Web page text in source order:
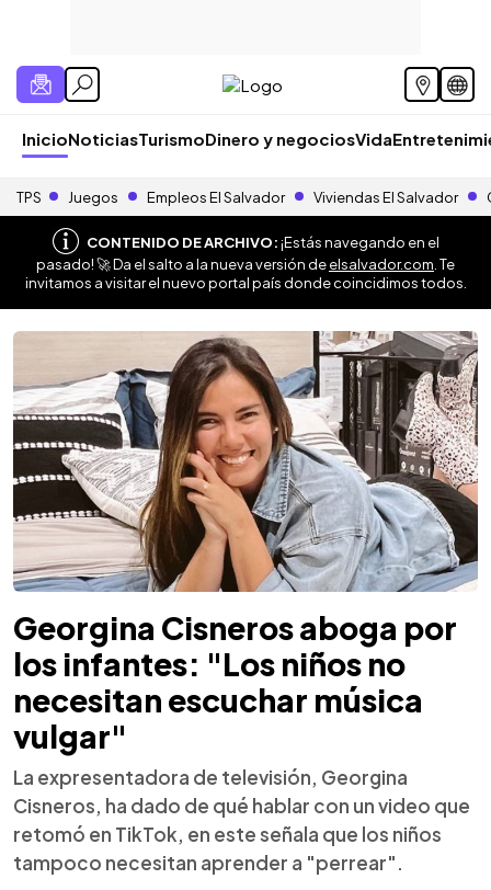
InicioNoticiasTurismoDinero y negociosVida
TPS Juegos Empleos El Salvador Viviendas El Salvador
CONTENIDO DE ARCHIVO:¡Estás navegando en el
pasado! 🚀 Da el salto a la nueva versión deelsalvador.com . Te
invitamos a visitar el nuevo portal país donde coincidimos todos.
Georgina Cisneros aboga por
los infantes: "Los niños no
necesitan escuchar música
vulgar"
La expresentadora de televisión, Georgina
Cisneros, ha dado de qué hablar con un video que
retomó en TikTok, en este señala que los niños
tampoco necesitan aprender a "perrear".